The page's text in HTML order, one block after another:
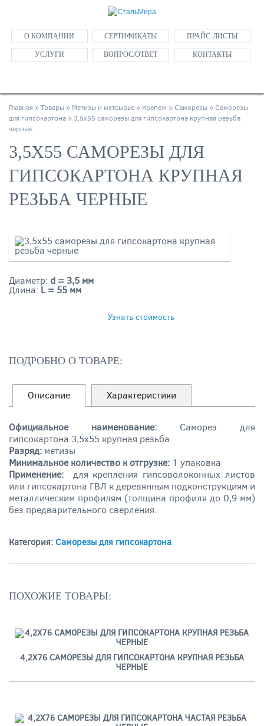
О КОМПАНИИ СЕРТИФИКАТЫ ПРАЙС-ЛИСТЫ
УСЛУГИ ВОПРОС/ОТВЕТ КОНТАКТЫ
Главная »Товары » Метизы и метсырье » Крепеж »Саморезы »Саморезы
для гипсокартона » 3,5х55 саморезы для гипсокартона крупная резьба
черные
3,5Х55 САМОРЕЗЫ ДЛЯ
ГИПСОКАРТОНА КРУПНАЯ
РЕЗЬБА ЧЕРНЫЕ
Диаметр: d = 3,5 мм
Длина: L = 55 мм
Узнать стоимость
ПОДРОБНО О ТОВАРЕ:
Описание Характеристики
Официальное наименование: Саморез для
гипсокартона 3,5х55 крупная резьба
Разряд: метизы
Минимальное количество к отгрузке: 1 упаковка
Применение: для крепления гипсоволоконных листов
или гипсокартона ГВЛ к деревянным подконструкциям и
металлическим профилям (толщина профиля до 0,9 мм)
без предварительного сверления.
Категория: Саморезы для гипсокартона
ПОХОЖИЕ ТОВАРЫ:
4,2Х76 САМОРЕЗЫ ДЛЯ ГИПСОКАРТОНА КРУПНАЯ РЕЗЬБА
ЧЕРНЫЕ